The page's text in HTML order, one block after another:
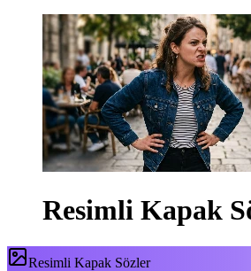
Resimli Kapak
Resimli Kapak Sözler